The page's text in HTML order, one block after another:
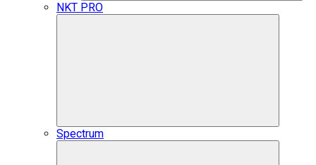
NKT PRO
Spectrum